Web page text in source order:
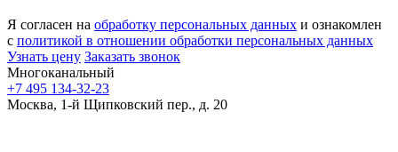
Я согласен на обработку персональных данных и ознакомлен
с политикой в отношении обработки персональных данных
Узнать цену Заказать звонок
Многоканальный
+7 495 134-32-23
Москва, 1-й Щипковский пер., д. 20